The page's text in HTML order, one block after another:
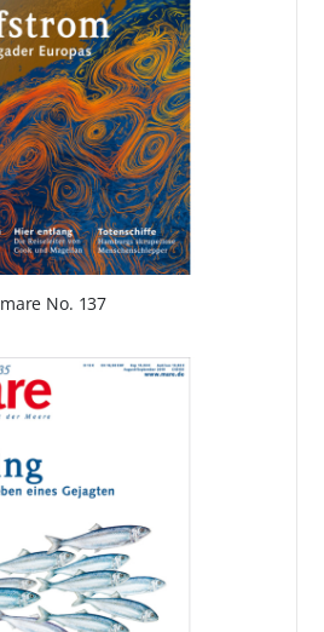
mare No. 137